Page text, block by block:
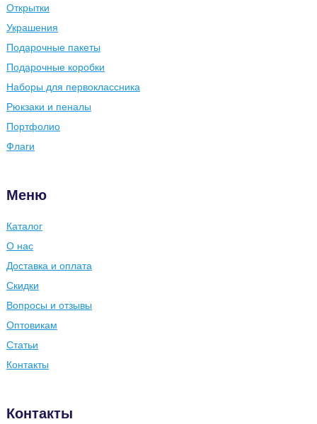
Открытки
Украшения
Подарочные пакеты
Подарочные коробки
Наборы для первоклассника
Рюкзаки и пеналы
Портфолио
Флаги
Меню
Каталог
О нас
Доставка и оплата
Скидки
Вопросы и отзывы
Оптовикам
Статьи
Контакты
Контакты